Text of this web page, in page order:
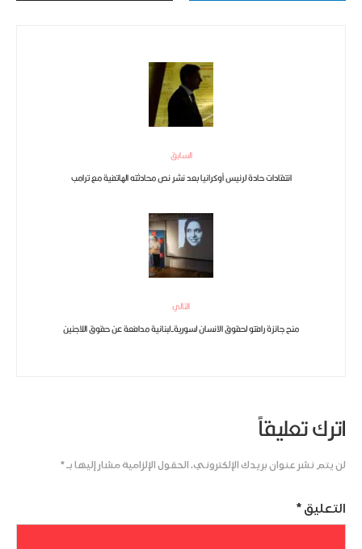
السابق
انتقادات حادة لرئيس أوكرانيا بعد نشر نص محادثته الهاتفية مع ترامب
التالي
منح جائزة رافتو لحقوق الانسان لسورية-لبنانية مدافعة عن حقوق اللاجئين
اترك تعليقاً
لن يتم نشر عنوان بريدك الإلكتروني. الحقول الإلزامية مشار إليها بـ*
التعليق *